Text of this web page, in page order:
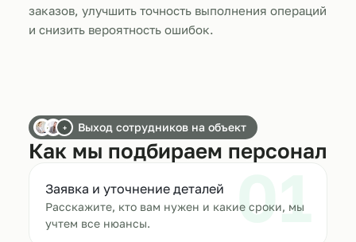
заказов, улучшить точность выполнения операций
и снизить вероятность ошибок.
+ Выход сотрудников на объект
Как мы подбираем персонал
01
Заявка и уточнение деталей
Расскажите, кто вам нужен и какие сроки, мы
учтем все нюансы.